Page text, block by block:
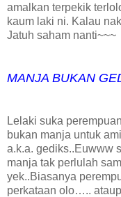
amalkan terpekik
kaum laki ni. Kalau
Jatuh saham nanti~~~
MANJA BUKAN
Lelaki suka
bukan manja untuk
a.k.a. gediks..Euwww
manja tak perlulah
yek..Biasanya
perkataan olo…..